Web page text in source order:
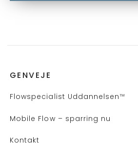
GENVEJE
Flowspecialist Uddannelsen™
Mobile Flow – sparring nu
Kontakt